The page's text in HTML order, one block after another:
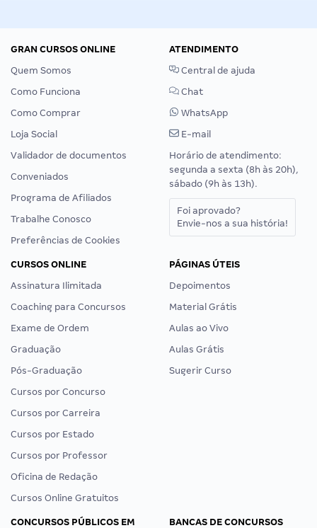
GRAN CURSOS ONLINE
Quem Somos
Como Funciona
Como Comprar
Loja Social
Validador de documentos
Conveniados
Programa de Afiliados
Trabalhe Conosco
Preferências de Cookies
ATENDIMENTO
Central de ajuda
Chat
WhatsApp
E-mail
Horário de atendimento:
segunda a sexta (8h às 20h),
sábado (9h às 13h).
Foi aprovado?
Envie-nos a sua história!
CURSOS ONLINE
Assinatura Ilimitada
Coaching para Concursos
Exame de Ordem
Graduação
Pós-Graduação
Cursos por Concurso
Cursos por Carreira
Cursos por Estado
Cursos por Professor
Oficina de Redação
Cursos Online Gratuitos
PÁGINAS ÚTEIS
Depoimentos
Material Grátis
Aulas ao Vivo
Aulas Grátis
Sugerir Curso
CONCURSOS PÚBLICOS EM
BANCAS DE CONCURSOS